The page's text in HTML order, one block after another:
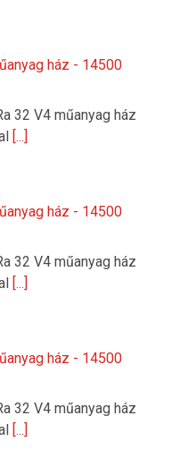
ház - 14500
32 V4 műanyag ház
[...]
ház - 14500
32 V4 műanyag ház
[...]
ház - 14500
32 V4 műanyag ház
[...]